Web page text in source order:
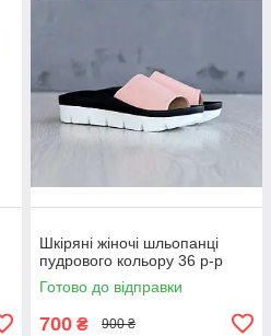
Шкіряні жіночі шльопанці
пудрового кольору 36 р-р
Готово до відправки
700 ₴ 900 ₴